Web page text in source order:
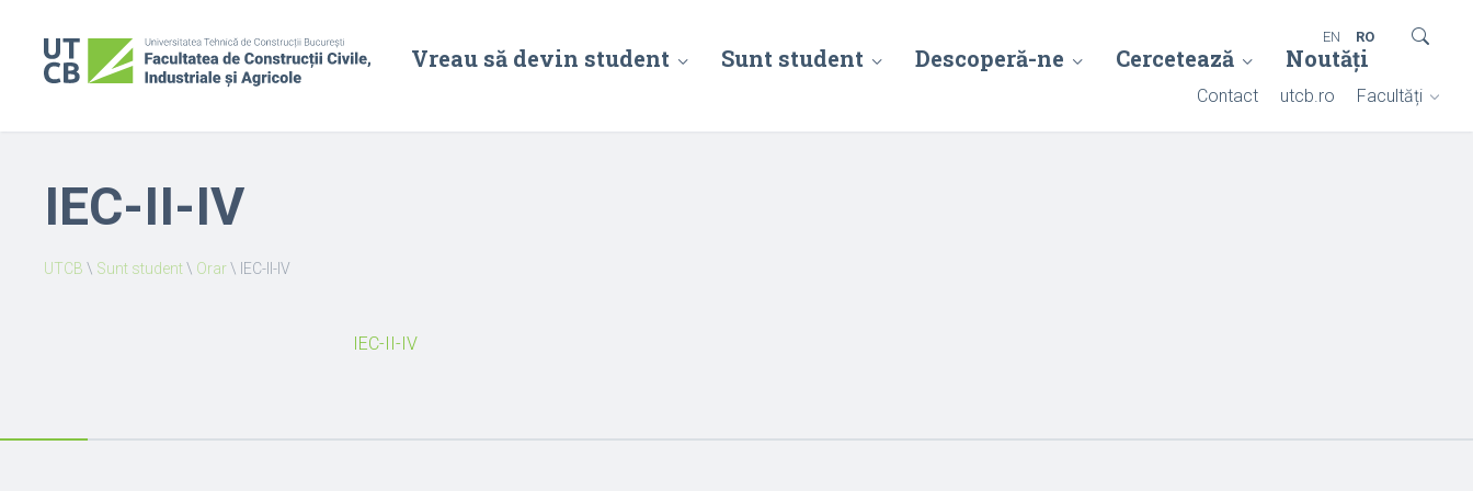
Vreau să devin student Sunt student Descoperă-ne Cercetează Noutăți
Contact utcb.ro Facultăți
EN RO
IEC-II-IV
UTCB \ Sunt student\ Orar\ IEC-II-IV
IEC-II-IV